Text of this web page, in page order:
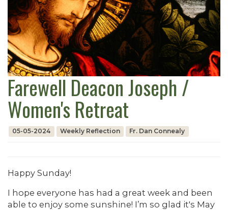
Farewell Deacon Joseph /
Women's Retreat
05-05-2024 Weekly Reflection Fr. Dan Connealy
Happy Sunday!
I hope everyone has had a great week and been
able to enjoy some sunshine! I’m so glad it's May